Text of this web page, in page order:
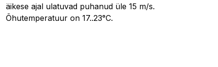
äikese ajal ulatuvad puhanud üle 15 m/s.
Õhutemperatuur on 17..23°C.